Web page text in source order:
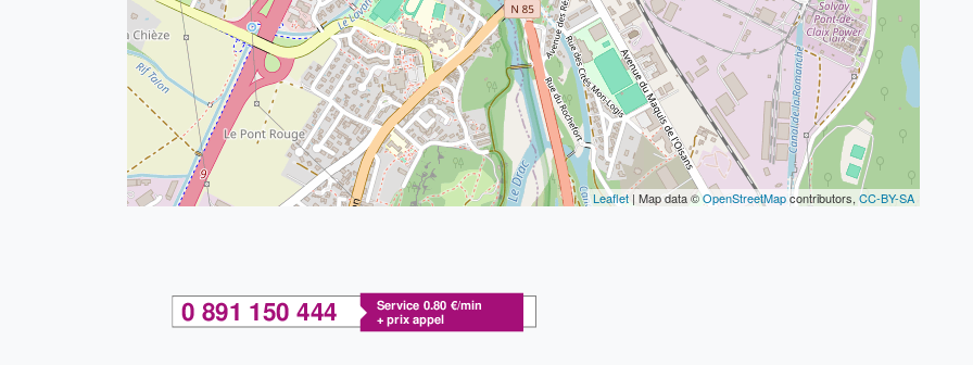
Leaflet | Map data ©OpenStreetMapcontributors, CC-BY-SA